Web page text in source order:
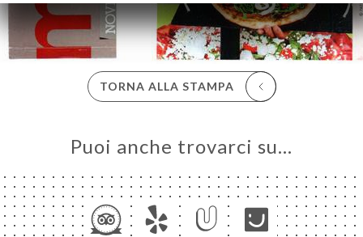
TORNA ALLA STAMPA
Puoi anche trovarci su…